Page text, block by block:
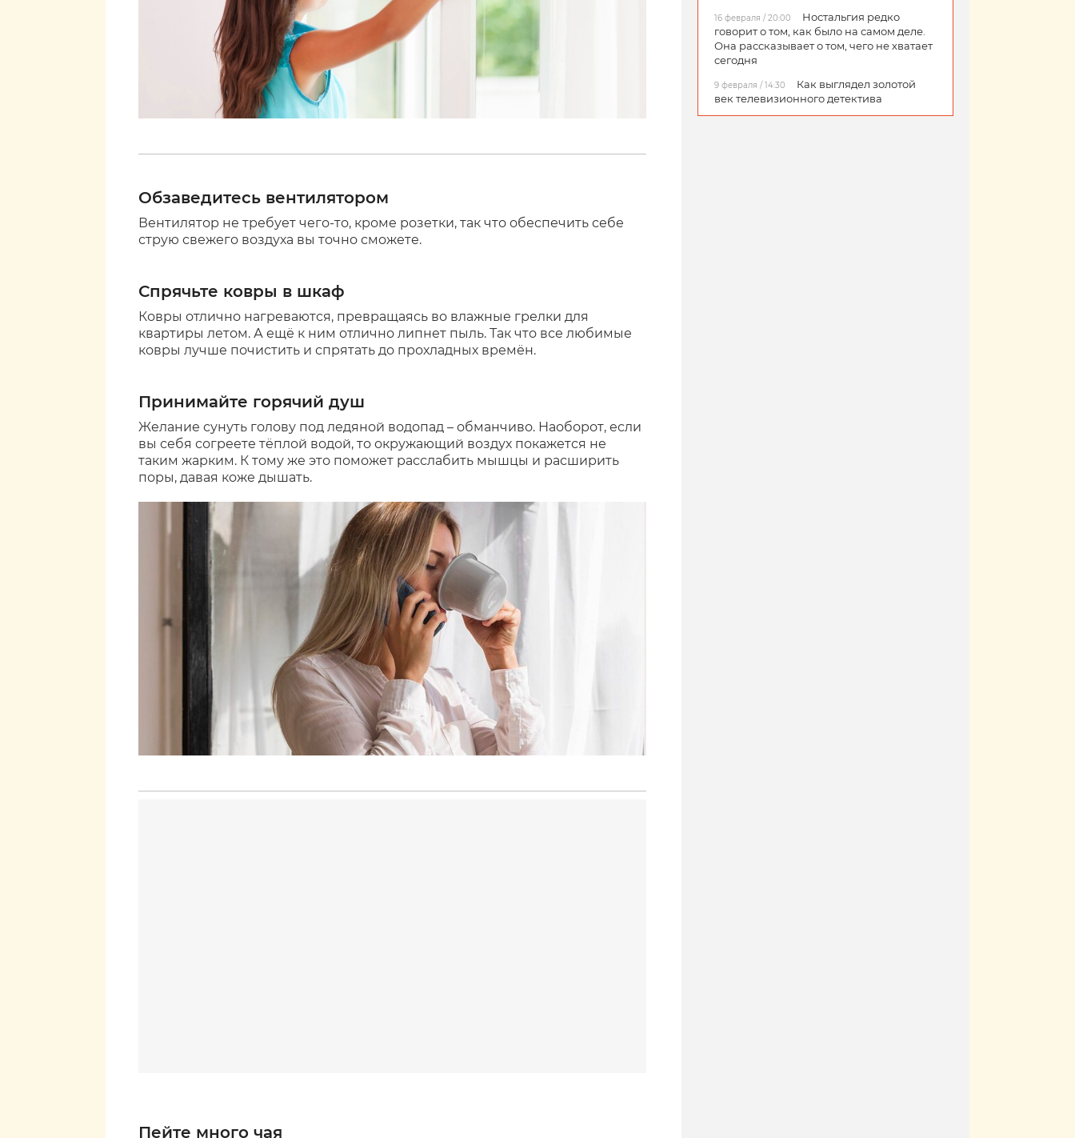
Обзаведитесь вентилятором
Вентилятор не требует чего-то, кроме розетки, так что обеспечить себе
струю свежего воздуха вы точно сможете.
Спрячьте ковры в шкаф
Ковры отлично нагреваются, превращаясь во влажные грелки для
квартиры летом. А ещё к ним отлично липнет пыль. Так что все любимые
ковры лучше почистить и спрятать до прохладных времён.
Принимайте горячий душ
Желание сунуть голову под ледяной водопад – обманчиво. Наоборот, если
вы себя согреете тёплой водой, то окружающий воздух покажется не
таким жарким. К тому же это поможет расслабить мышцы и расширить
поры, давая коже дышать.
Пейте много чая
16 февраля / 20:00
Ностальгия редко
говорит о том, как было на самом деле.
Она рассказывает о том, чего не хватает
сегодня
9 февраля / 14:30
Как выглядел золотой
век телевизионного детектива